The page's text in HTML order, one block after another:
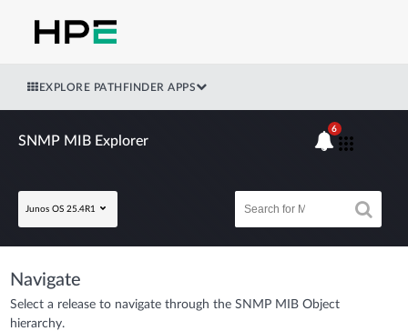
EXPLORE PATHFINDER APPS
SNMP MIB Explorer
Junos OS 25.4R1
6
Navigate
Select a release to navigate through the SNMP MIB Object
hierarchy.